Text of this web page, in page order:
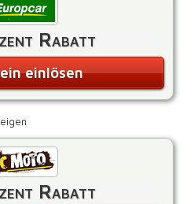
Rabatt
einlösen
Rabatt